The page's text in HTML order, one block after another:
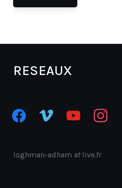
RESEAUX
facebookvimeo youtube instagram
loghman-adham atlive.fr